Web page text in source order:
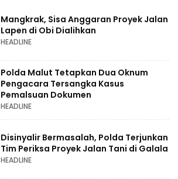
Mangkrak, Sisa Anggaran Proyek Jalan
Lapen di Obi Dialihkan
HEADLINE
Polda Malut Tetapkan Dua Oknum
Pengacara Tersangka Kasus
Pemalsuan Dokumen
HEADLINE
Disinyalir Bermasalah, Polda Terjunkan
Tim Periksa Proyek Jalan Tani di Galala
HEADLINE